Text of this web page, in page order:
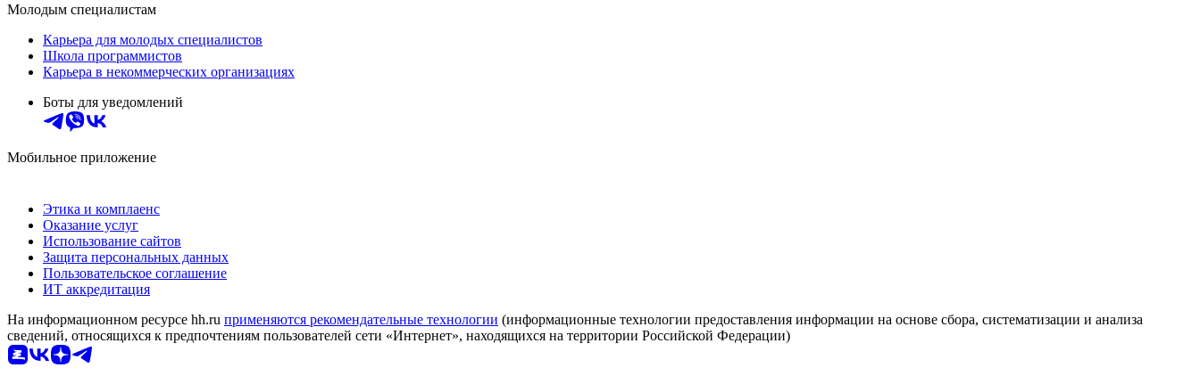
Молодым специалистам
Карьера для молодых специалистов
Школа программистов
Карьера в некоммерческих организациях
Боты для уведомлений
Мобильное приложение
Этика и комплаенс
Оказание услуг
Использование сайтов
Защита персональных данных
Пользовательское соглашение
ИТ аккредитация
На информационном ресурсе hh.ru применяются рекомендательные технологии (информационные технологии предоставления информации на основе сбора, систематизации и анализа
сведений, относящихся к предпочтениям пользователей сети «Интернет», находящихся на территории Российской Федерации)